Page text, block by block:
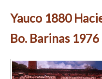
Yauco 1880
Bo. Barinas